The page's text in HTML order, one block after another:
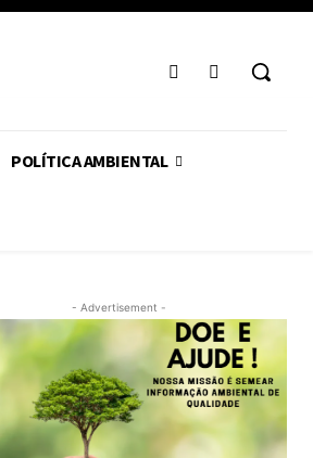
POLÍTICA AMBIENTAL
- Advertisement -